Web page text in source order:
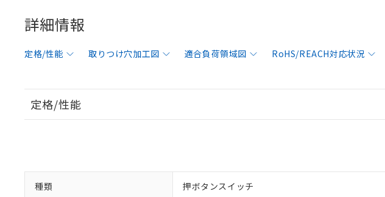
詳細情報
定格/性能 取りつけ穴加工図 適合負荷領域図 RoHS/REACH対応状況
定格/性能
種類 押ボタンスイッチ